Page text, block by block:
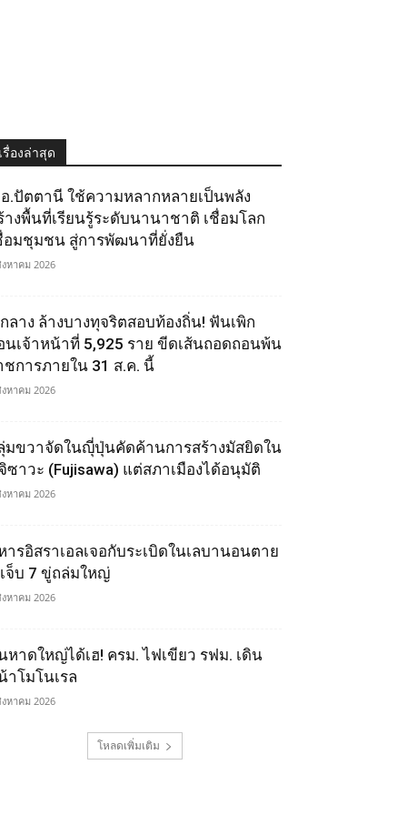
เรื่องล่าสุด
.ปัตตานี ใช้ความหลากหลายเป็นพลัง
างพื้นที่เรียนรู้ระดับนานาชาติ เชื่อมโลก
อมชุมชน สู่การพัฒนาที่ยั่งยืน
หาคม 2026
ลาง ล้างบางทุจริตสอบท้องถิ่น! ฟันเพิก
นเจ้าหน้าที่ 5,925 ราย ขีดเส้นถอดถอนพ้น
ชการภายใน 31 ส.ค. นี้
หาคม 2026
มขวาจัดในญุี่ปุ่นคัดค้านการสร้างมัสยิดใน
ซาวะ (Fujisawa) แต่สภาเมืองได้อนุมัติ
หาคม 2026
ารอิสราเอลเจอกับระเบิดในเลบานอนตาย
จ็บ 7 ขู่ถล่มใหญ่
หาคม 2026
หาดใหญ่ได้เฮ! ครม. ไฟเขียว รฟม. เดิน
าโมโนเรล
หาคม 2026
โหลดเพิ่มเติม